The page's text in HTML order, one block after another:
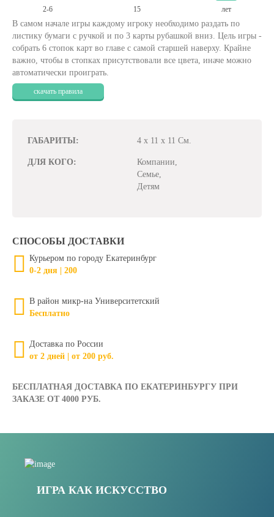
2-6 15 лет
В самом начале игры каждому игроку необходимо раздать по
листику бумаги с ручкой и по 3 карты рубашкой вниз. Цель игры -
собрать 6 стопок карт во главе с самой старшей наверху. Крайне
важно, чтобы в стопках присутствовали все цвета, иначе можно
автоматически проиграть.
скачать правила
ГАБАРИТЫ: 4 x 11 x 11 См.
ДЛЯ КОГО:
Компании,
Семье,
Детям
СПОСОБЫ ДОСТАВКИ
Курьером по городу Екатеринбург
0-2 дня | 200
В район микр-на Университетский
Бесплатно
Доставка по России
от 2 дней | от 200 руб.
БЕСПЛАТНАЯ ДОСТАВКА ПО ЕКАТЕРИНБУРГУ ПРИ
ЗАКАЗЕ ОТ 4000 РУБ.
ИГРА КАК ИСКУССТВО